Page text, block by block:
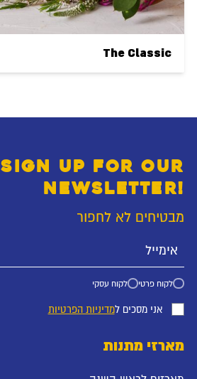
The Classic
SIGN UP FOR OUR
NEWSLETTER!
מבטיחים לא לחפור
לקוח פרטי לקוח עסקי
אני מסכים למדיניות הפרטיות
מארזי מתנות